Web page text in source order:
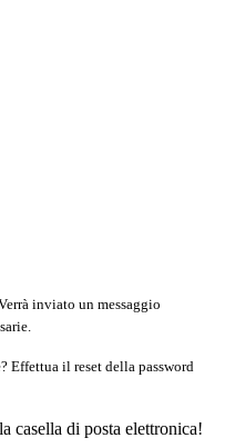
inviato un messaggio
Effettua il reset della password
casella di posta elettronica!